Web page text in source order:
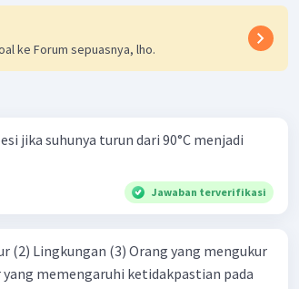
10 cm.
ke Forum sepuasnya, lho.
jika suhunya turun dari 90°C menjadi
Jawaban terverifikasi
(2) Lingkungan (3) Orang yang mengukur
memengaruhi ketidakpastian pada